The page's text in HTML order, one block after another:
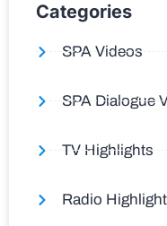
Categories
SPA Videos
SPA Dialogue
TV Highlights
Radio